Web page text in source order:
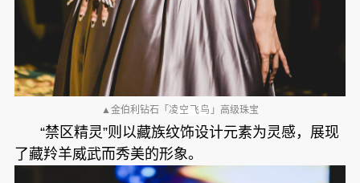
▲金伯利钻石「 凌空飞鸟 」高级珠宝
“禁区精灵”则以藏族纹饰设计元素为灵感，展现
了藏羚羊威武而秀美的形象。